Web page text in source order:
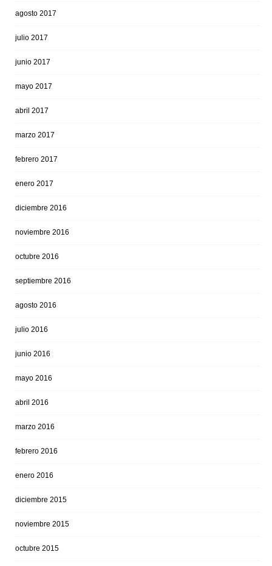
agosto 2017
julio 2017
junio 2017
mayo 2017
abril 2017
marzo 2017
febrero 2017
enero 2017
diciembre 2016
noviembre 2016
octubre 2016
septiembre 2016
agosto 2016
julio 2016
junio 2016
mayo 2016
abril 2016
marzo 2016
febrero 2016
enero 2016
diciembre 2015
noviembre 2015
octubre 2015